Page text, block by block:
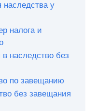
у
налога и
наследство без
по завещанию
без завещания